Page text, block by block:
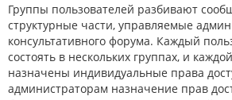
Группы пользователей разбивают
структурные части, управляемые
консультативного форума. Каждый
состоять в нескольких группах, и
назначены индивидуальные права
администраторам назначение прав